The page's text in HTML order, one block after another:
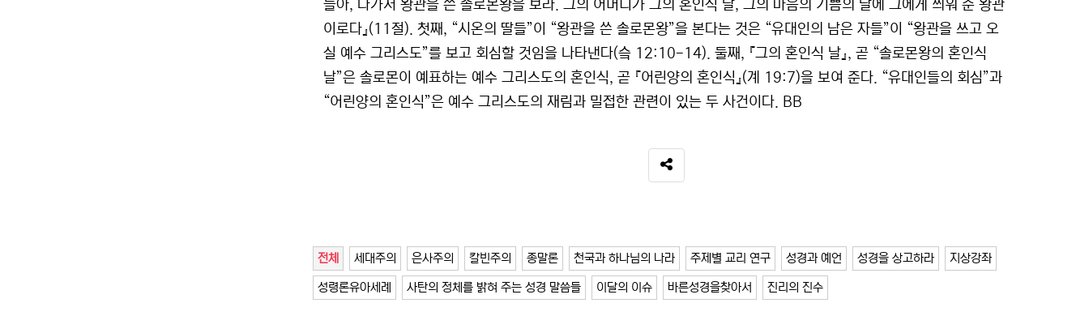
들아, 나가서 왕관을 쓴 솔로몬왕을 보라. 그의 어머니가 그의 혼인식 날, 그의 마음의 기쁨의 날에 그에게 씌워 준 왕관
이로다』(11절). 첫째, “시온의 딸들”이 “왕관을 쓴 솔로몬왕”을 본다는 것은 “유대인의 남은 자들”이 “왕관을 쓰고 오
실 예수 그리스도”를 보고 회심할 것임을 나타낸다(슼 12:10-14). 둘째, 『그의 혼인식 날』, 곧 “솔로몬왕의 혼인식
날”은 솔로몬이 예표하는 예수 그리스도의 혼인식, 곧 『어린양의 혼인식』(계 19:7)을 보여 준다. “유대인들의 회심”과
“어린양의 혼인식”은 예수 그리스도의 재림과 밀접한 관련이 있는 두 사건이다. BB
SNS 공유
전체 세대주의 은사주의 칼빈주의 종말론 천국과 하나님의 나라 주제별 교리 연구 성경과 예언 성경을 상고하라 지상강좌
성령론유아세례 사탄의 정체를 밝혀 주는 성경 말씀들 이달의 이슈 바른성경을찾아서 진리의 진수